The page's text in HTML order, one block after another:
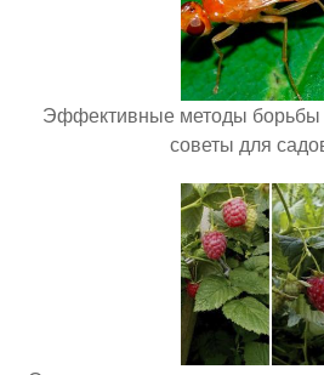
Эффективные методы борьбы
советы для